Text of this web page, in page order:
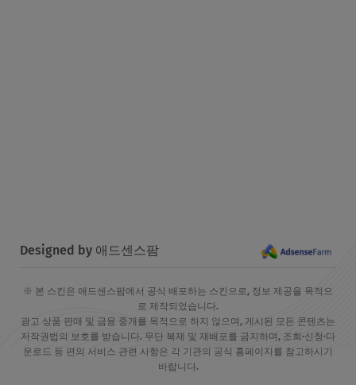
Designed by 애드센스팜
※ 본 스킨은 애드센스팜에서 공식 배포하는 스킨으로, 정보 제공을 목적으
로 제작되었습니다.
광고 상품 판매 및 금융 중개를 목적으로 하지 않으며, 게시된 모든 콘텐츠는
저작권법의 보호를 받습니다. 무단 복제 및 재배포를 금지하며, 조회·신청·다
운로드 등 편의 서비스 관련 사항은 각 기관의 공식 홈페이지를 참고하시기
바랍니다.